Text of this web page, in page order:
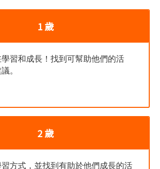
1 歲
習和成長！找到可幫助他們的活
。
2 歲
方式，並找到有助於他們成長的活